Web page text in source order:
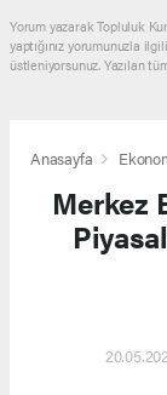
Yorum yazarak Topluluk
yaptığınız yorumunuzla
üstleniyorsunuz. Yazılan
Anasayfa
Merkez